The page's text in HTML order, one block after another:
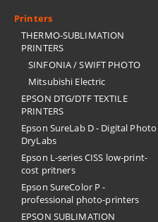
Printers
THERMO-SUBLIMATION
PRINTERS
SINFONIA / SWIFT PHOTO
Mitsubishi Electric
EPSON DTG/DTF TEXTILE
PRINTERS
Epson SureLab D - Digital Photo
DryLabs
Epson L-series CISS low-print-
cost pritners
Epson SureColor P -
professional photo-printers
EPSON SUBLIMATION